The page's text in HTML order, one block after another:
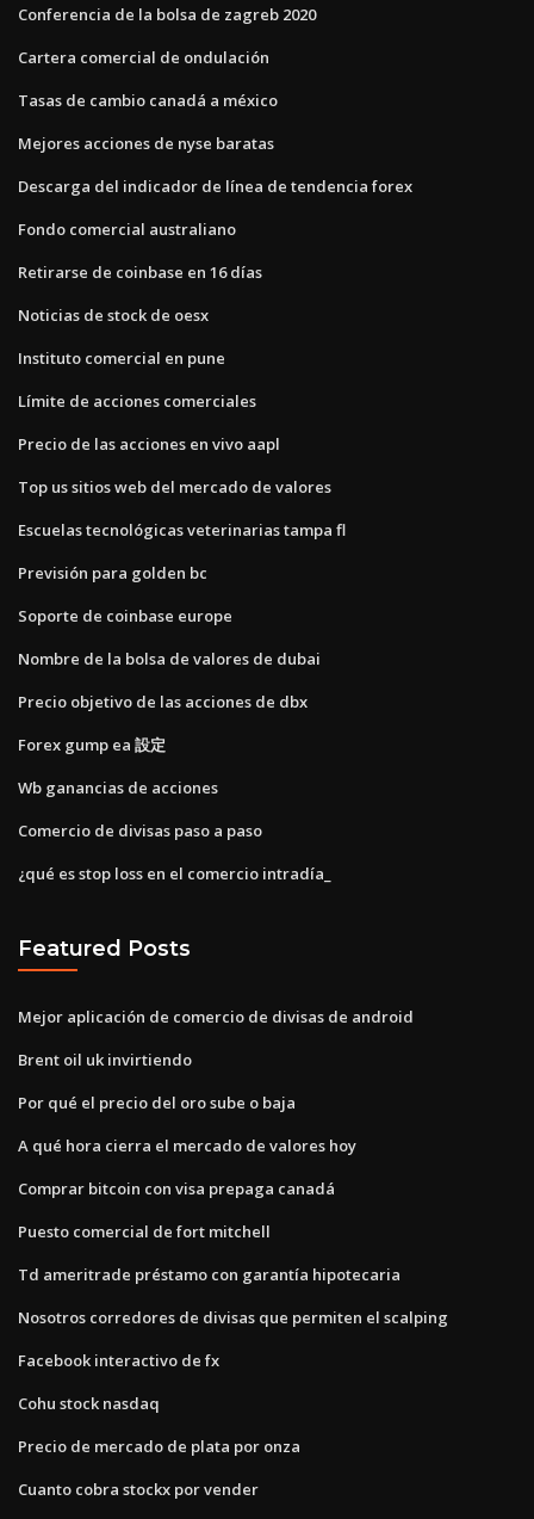
Conferencia de la bolsa de zagreb 2020
Cartera comercial de ondulación
Tasas de cambio canadá a méxico
Mejores acciones de nyse baratas
Descarga del indicador de línea de tendencia forex
Fondo comercial australiano
Retirarse de coinbase en 16 días
Noticias de stock de oesx
Instituto comercial en pune
Límite de acciones comerciales
Precio de las acciones en vivo aapl
Top us sitios web del mercado de valores
Escuelas tecnológicas veterinarias tampa fl
Previsión para golden bc
Soporte de coinbase europe
Nombre de la bolsa de valores de dubai
Precio objetivo de las acciones de dbx
Forex gump ea 設定
Wb ganancias de acciones
Comercio de divisas paso a paso
¿qué es stop loss en el comercio intradía_
Featured Posts
Mejor aplicación de comercio de divisas de android
Brent oil uk invirtiendo
Por qué el precio del oro sube o baja
A qué hora cierra el mercado de valores hoy
Comprar bitcoin con visa prepaga canadá
Puesto comercial de fort mitchell
Td ameritrade préstamo con garantía hipotecaria
Nosotros corredores de divisas que permiten el scalping
Facebook interactivo de fx
Cohu stock nasdaq
Precio de mercado de plata por onza
Cuanto cobra stockx por vender